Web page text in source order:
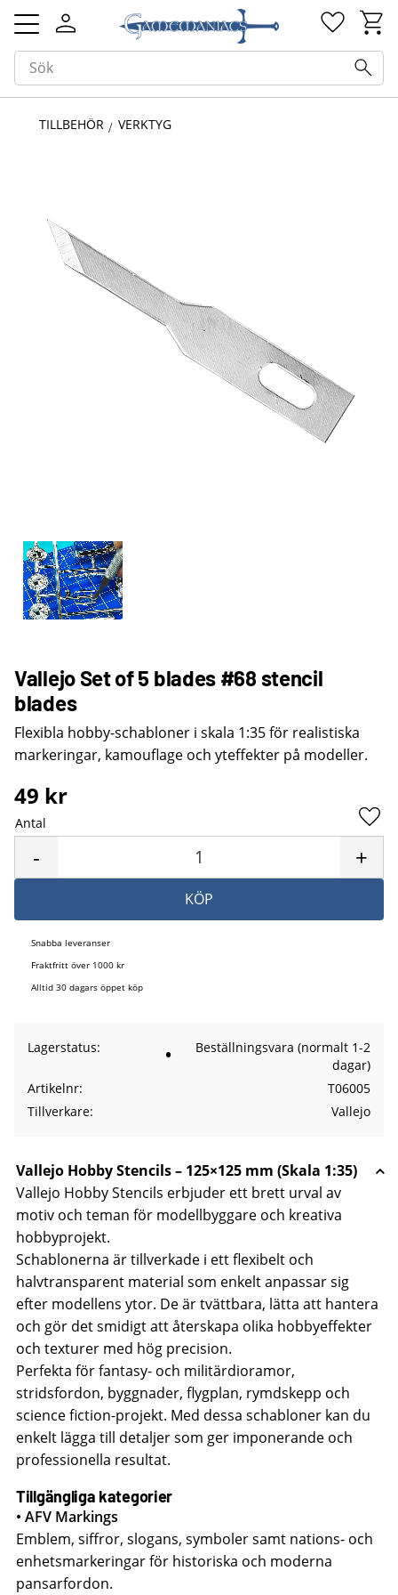
Meny
TILLBEHÖR VERKTYG
Vallejo Set of 5 blades #68 stencil
blades
Flexibla hobby-schabloner i skala 1:35 för realistiska
markeringar, kamouflage och yteffekter på modeller.
49 kr
Antal
+
-
KÖP
Snabba leveranser
Fraktfritt över 1000 kr
Alltid 30 dagars öppet köp
Lagerstatus
Beställningsvara (normalt 1-2
dagar)
Artikelnr
T06005
Tillverkare
Vallejo
Vallejo Hobby Stencils – 125×125 mm (Skala 1:35)
Vallejo Hobby Stencils erbjuder ett brett urval av
motiv och teman för modellbyggare och kreativa
hobbyprojekt.
Schablonerna är tillverkade i ett flexibelt och
halvtransparent material som enkelt anpassar sig
efter modellens ytor. De är tvättbara, lätta att hantera
och gör det smidigt att återskapa olika hobbyeffekter
och texturer med hög precision.
Perfekta för fantasy- och militärdioramor,
stridsfordon, byggnader, flygplan, rymdskepp och
science fiction-projekt. Med dessa schabloner kan du
enkelt lägga till detaljer som ger imponerande och
professionella resultat.
Tillgängliga kategorier
• AFV Markings
Emblem, siffror, slogans, symboler samt nations- och
enhetsmarkeringar för historiska och moderna
pansarfordon.